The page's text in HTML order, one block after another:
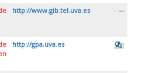
http://www.gib.tel.uva.es
http://gpa.uva.es